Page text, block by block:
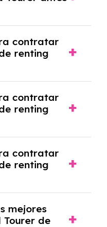
de viabilidad
por
importante revisar
y hablar con un
contratar
renting
de solvencia
contratar
renting
y, en algunos
de la empresa
contratar
renting
ingresos y, en
fiscal y un pago
mejores
de